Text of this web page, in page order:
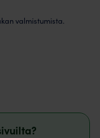
valmistumista.